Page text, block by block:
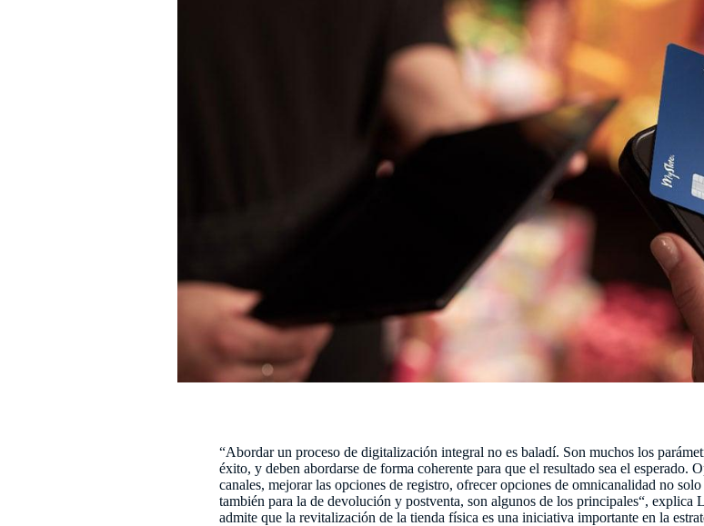
“Abordar un proceso de digitalización integral no es baladí. Son muchos los
éxito, y deben abordarse de forma coherente para que el resultado sea el esperado.
canales, mejorar las opciones de registro, ofrecer opciones de omnicanalidad no
también para la de devolución y postventa, son algunos de los principales“, explica
admite que la revitalización de la tienda física es una iniciativa importante en la